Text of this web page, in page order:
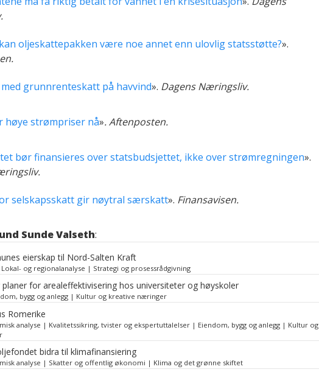
oljeskattepakken være noe annet enn ulovlig statsstøtte?».
grunnrenteskatt på havvind». Dagens Næringsliv.
høye strømpriser nå». Aftenposten.
bør finansieres over statsbudsjettet, ikke over strømregningen».
selskapsskatt gir nøytral særskatt». Finansavisen.
Sunde Valseth:
eierskap til Nord-Salten Kraft
og regionalanalyse | Strategi og prosessrådgivning
planer for arealeffektivisering hos universiteter og høyskoler
bygg og anlegg | Kultur og kreative næringer
Romerike
analyse | Kvalitetssikring, tvister og ekspertuttalelser | Eiendom, bygg og anlegg | Kultur og
bidra til klimafinansiering
analyse | Skatter og offentlig økonomi | Klima og det grønne skiftet